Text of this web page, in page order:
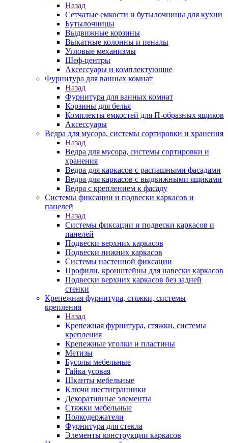
Назад
Сетчатые емкости и бутылочницы для кухни
Бутылочницы
Выдвижные корзины
Выкатные колонны и пеналы
Угловые механизмы
Шеф-центры
Аксессуары и комплектующие
Фурнитура для ванных комнат
Назад
Фурнитура для ванных комнат
Корзины для белья
Комплекты емкостей для П-образных ящиков
Аксессуары
Ведра для мусора, системы сортировки и хранения
Назад
Ведра для мусора, системы сортировки и
хранения
Ведра для каркасов с распашными фасадами
Ведра для каркасов с выдвижными ящиками
Ведра с креплением к фасаду
Системы фиксации и подвески каркасов и
панелей
Назад
Системы фиксации и подвески каркасов и
панелей
Подвески верхних каркасов
Подвески нижних каркасов
Системы настенной фиксации
Профили, кронштейны для навески каркасов
Подвески верхних каркасов без задней
стенки
Крепежная фурнитура, стяжки, системы
крепления
Назад
Крепежная фурнитура, стяжки, системы
крепления
Крепежные уголки и пластины
Метизы
Бусолы мебельные
Гайка усовая
Шканты мебельные
Ключи шестигранники
Декоративные элементы
Стяжки мебельные
Полкодержатели
Фурнитура для стекла
Элементы конструкции каркасов